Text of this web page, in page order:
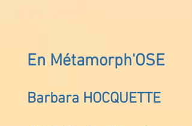
En Métamorph'OSE
Barbara HOCQUETTE